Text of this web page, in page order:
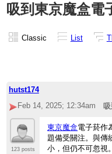
吸到東京魔盒電
Classic List
hutst174
Feb 14, 2025; 12:34am
123 posts
東京魔盒電子菸作
題備受關注。與傳
小，但仍不可忽視